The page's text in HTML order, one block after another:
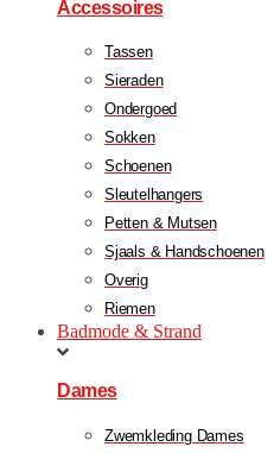
Accessoires
Tassen
Sieraden
Ondergoed
Sokken
Schoenen
Sleutelhangers
Petten & Mutsen
Sjaals & Handschoenen
Overig
Riemen
Badmode & Strand
Dames
Zwemkleding Dames